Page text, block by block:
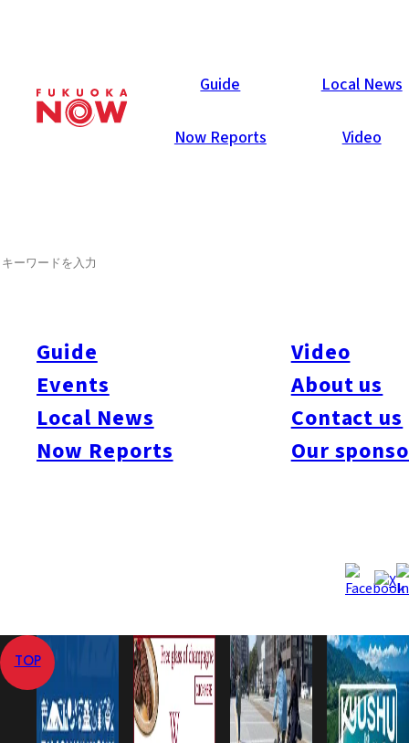
Guide Local News
Now Reports Video
Guide
Events
Local News
Now Reports
Video
About us
Contact us
Our
Now Reports
Category Art & Culture
Published2012年8月29日 2016年4月1日
TOP